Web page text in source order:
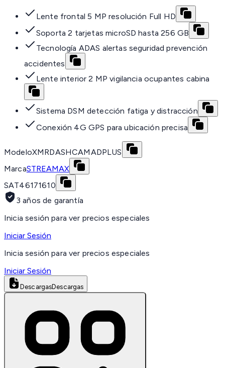
Lente frontal 5 MP resolución Full HD
Soporta 2 tarjetas microSD hasta 256 GB
Tecnología ADAS alertas seguridad prevención
accidentes
Lente interior 2 MP vigilancia ocupantes cabina
Sistema DSM detección fatiga y distracción
Conexión 4G GPS para ubicación precisa
ModeloXMRDASHCAMADPLUS
MarcaSTREAMAX
SAT46171610
3 años de garantía
Inicia sesión para ver precios especiales
Iniciar Sesión
Inicia sesión para ver precios especiales
Iniciar Sesión
DescargasDescargas